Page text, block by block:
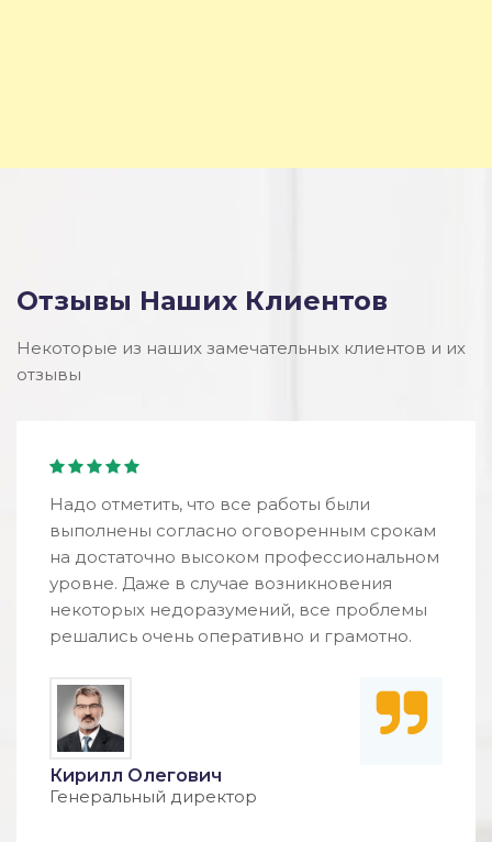
Отзывы Наших Клиентов
Некоторые из наших замечательных клиентов и их
отзывы
Надо отметить, что все работы были
выполнены согласно оговоренным срокам
на достаточно высоком профессиональном
уровне. Даже в случае возникновения
некоторых недоразумений, все проблемы
решались очень оперативно и грамотно.
Кирилл Олегович
Генеральный директор